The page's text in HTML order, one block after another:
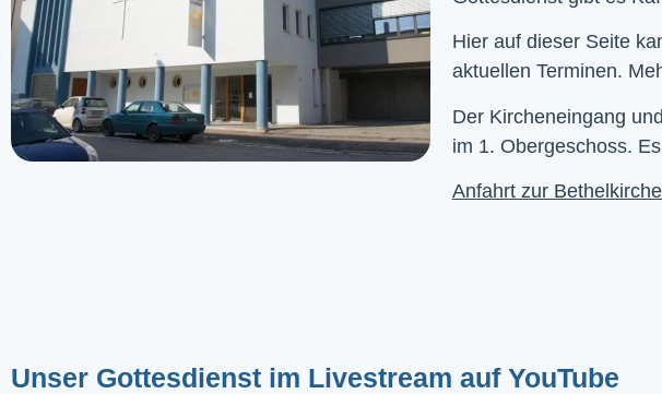
Hier auf dieser Seite
aktuellen Terminen.
Der Kircheneingang
im 1. Obergeschoss.
Anfahrt zur
Unser Gottesdienst im Livestream auf YouTube